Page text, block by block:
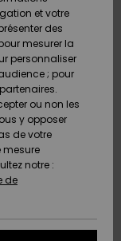
et votre
des
mesurer la
personnaliser
; pour
ou non les
y opposer
de votre
mesure
notre :
de